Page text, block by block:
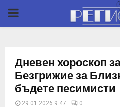
P
M
Дневен хороскоп
Безгрижие за
бъдете песимисти
29.01.2026 9:47 0